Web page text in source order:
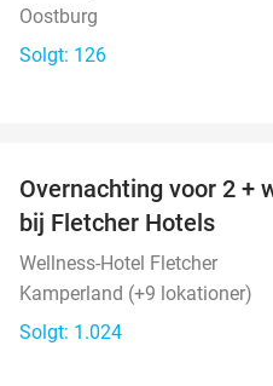
Oostburg
Solgt: 126
Overnachting voor 2 +
bij Fletcher Hotels
Wellness-Hotel Fletcher
Kamperland (+9 lokationer)
Solgt: 1.024